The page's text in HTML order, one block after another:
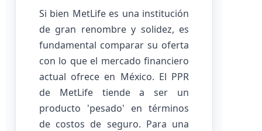
Si bien MetLife es una institución
de gran renombre y solidez, es
fundamental comparar su oferta
con lo que el mercado financiero
actual ofrece en México. El PPR
de MetLife tiende a ser un
producto 'pesado' en términos
de costos de seguro. Para una